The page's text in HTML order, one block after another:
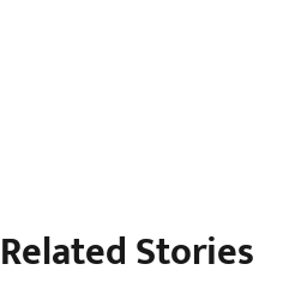
Related Stories